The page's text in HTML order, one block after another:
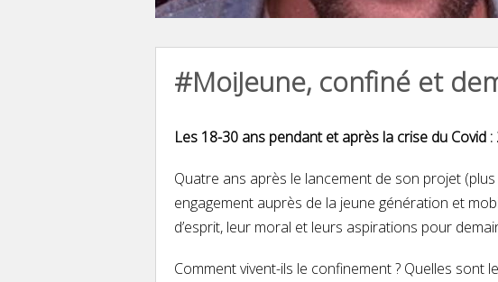
#MoiJeune, confiné et
Les 18-30 ans pendant et après la crise du Covid :
Quatre ans après le lancement de son projet
engagement auprès de la jeune génération et
d’esprit, leur moral et leurs aspirations pour
Comment vivent-ils le confinement ? Quelles sont